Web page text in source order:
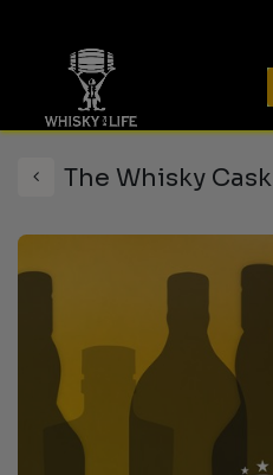
The Whisky Cask